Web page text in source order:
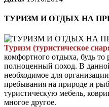
ТУРИЗМ И ОТДЫХ НА
Туризм (туристическое
комфортного отдыха, будь
полноценный поход. В
необходимое для
пребывания на природе и
туристическую мебель,
многое другое.